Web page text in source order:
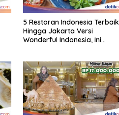
5 Restoran Indonesia Terbaik
Hingga Jakarta Versi
Wonderful Indonesia, Ini